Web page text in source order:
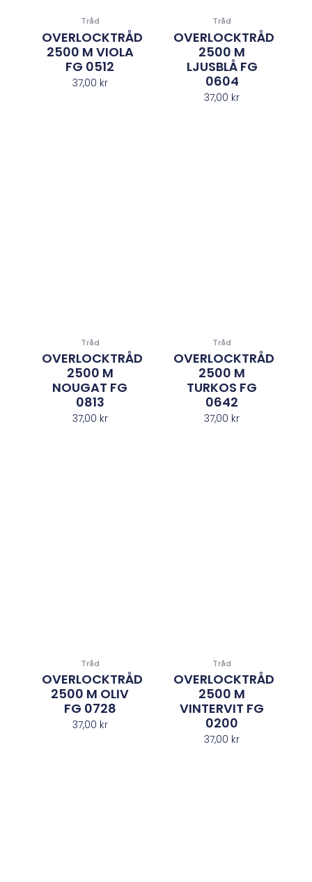
Tråd
OVERLOCKTRÅD
2500 M VIOLA
FG 0512
37,00 kr
Tråd
OVERLOCKTRÅD
2500 M
LJUSBLÅ FG
0604
37,00 kr
Tråd
OVERLOCKTRÅD
2500 M
NOUGAT FG
0813
37,00 kr
Tråd
OVERLOCKTRÅD
2500 M
TURKOS FG
0642
37,00 kr
Tråd
OVERLOCKTRÅD
2500 M OLIV
FG 0728
37,00 kr
Tråd
OVERLOCKTRÅD
2500 M
VINTERVIT FG
0200
37,00 kr